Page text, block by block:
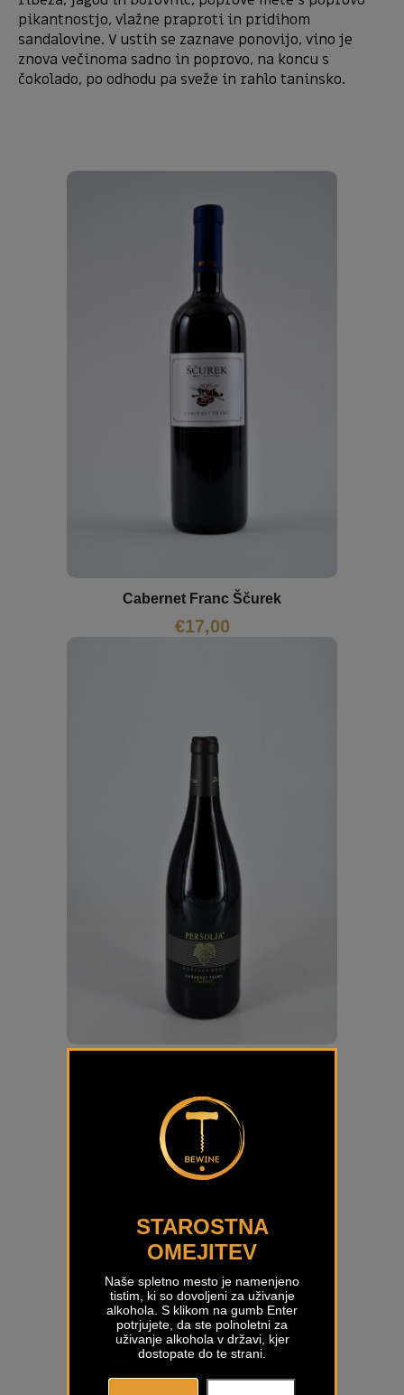
STAROSTNA
OMEJITEV
Naše spletno mesto je namenjeno
tistim, ki so dovoljeni za uživanje
alkohola. S klikom na gumb Enter
potrjujete, da ste polnoletni za
uživanje alkohola v državi, kjer
dostopate do te strani.
pikantnostjo, vlažne praproti in pridihom
sandalovine. V ustih se zaznave ponovijo, vino je
znova večinoma sadno in poprovo, na koncu s
čokolado, po odhodu pa sveže in rahlo taninsko.
Cabernet Franc Ščurek
€17,00
33,55